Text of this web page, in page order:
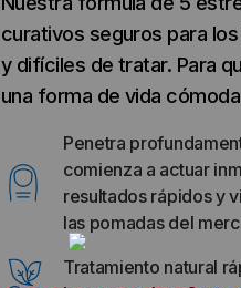
curativos seguros para
y difíciles de tratar. Para
una forma de vida
Penetra
comienza a actuar
resultados rápidos y
las pomadas del
Tratamiento natural